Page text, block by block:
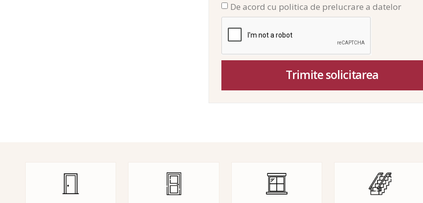
De acord cu politica de prelucrare a datelor
Trimite solicitarea